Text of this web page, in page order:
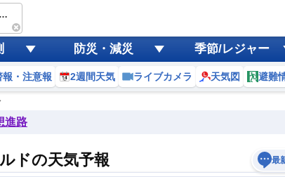
今井浜オレンジヒルズフィールド
防災・減災 季節/レジャー
報・注意報 2週間天気 ライブカメラ 天気図 避難
進路
ドの天気予報 最